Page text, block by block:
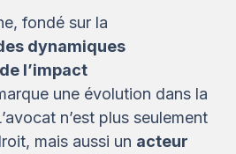
fondé sur la
dynamiques
l’impact
une évolution dans la
n’est plus seulement
mais aussi un acteur